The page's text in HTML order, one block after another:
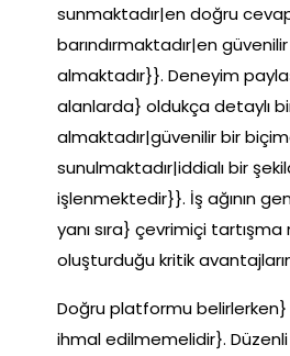
sunmaktadır|en doğru
barındırmaktadır|en
almaktadır}}. Deneyim
alanlarda} oldukça detaylı
almaktadır|güvenilir bir
sunulmaktadır|iddialı bir
işlenmektedir}}. İş ağının
yanı sıra} çevrimiçi tartışma
oluşturduğu kritik
Doğru platformu belirlerken}
ihmal edilmemelidir}.